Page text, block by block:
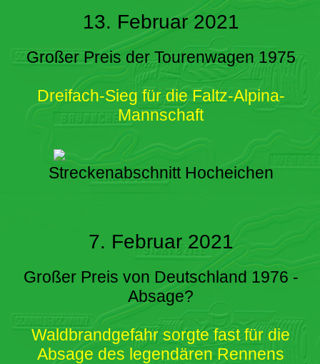
13. Februar 2021
Großer Preis der Tourenwagen 1975
Dreifach-Sieg für die Faltz-Alpina-
Mannschaft
Streckenabschnitt Hocheichen
7. Februar 2021
Großer Preis von Deutschland 1976 -
Absage?
Waldbrandgefahr sorgte fast für die
Absage des legendären Rennens